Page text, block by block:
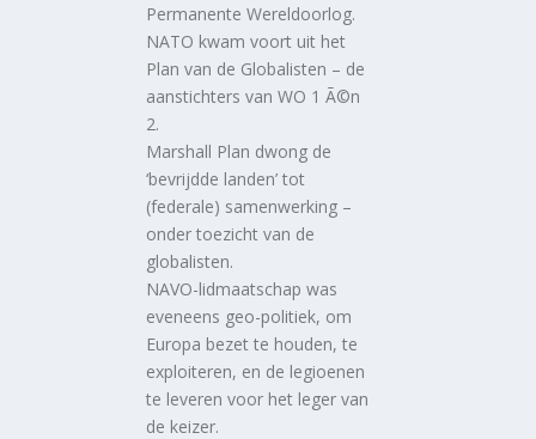
Permanente Wereldoorlog.
NATO kwam voort uit het
Plan van de Globalisten – de
aanstichters van WO 1 Ã©n
2.
Marshall Plan dwong de
‘bevrijdde landen’ tot
(federale) samenwerking –
onder toezicht van de
globalisten.
NAVO-lidmaatschap was
eveneens geo-politiek, om
Europa bezet te houden, te
exploiteren, en de legioenen
te leveren voor het leger van
de keizer.